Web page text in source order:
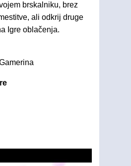
brskalniku, brez
ali odkrij druge
Igre oblačenja.